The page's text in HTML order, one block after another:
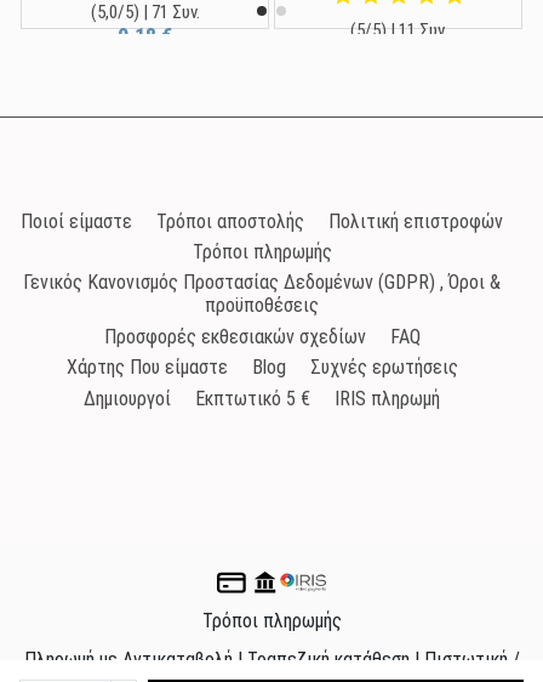
(5,0/5) | 71 Συν.
0,18 € (5/5) | 11 Συν.
Ποιοί είμαστε Τρόποι αποστολής
Πολιτική επιστροφών
Τρόποι πληρωμής
Γενικός Κανονισμός Προστασίας Δεδομένων (GDPR) , Όροι &
προϋποθέσεις
Προσφορές εκθεσιακών σχεδίων
FAQ
Χάρτης Που είμαστε
Blog
Συχνές ερωτήσεις
Δημιουργοί
Εκπτωτικό 5 € IRIS πληρωμή
Τρόποι πληρωμής
Πληρωμή με Αντικαταβολή | Τραπεζική κατάθεση | Πιστωτική /